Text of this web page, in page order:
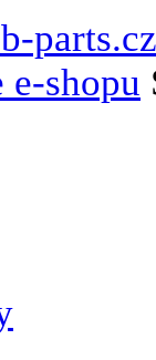
parts.cz
e-shopu